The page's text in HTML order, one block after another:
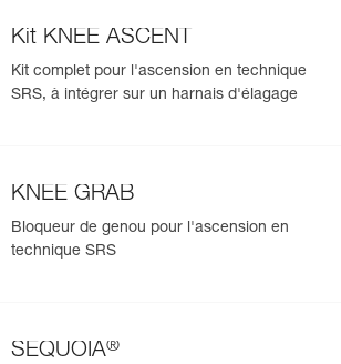
facilement votre EPI
d'un produit à partir de sa date de
Kit KNEE ASCENT
Kit complet pour l'ascension en technique
SRS, à intégrer sur un harnais d'élagage
KNEE GRAB
Bloqueur de genou pour l'ascension en
technique SRS
SEQUOIA®